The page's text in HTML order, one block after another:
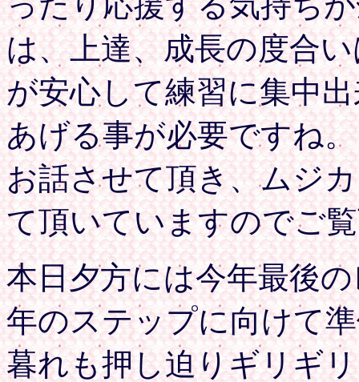
は、上達、成長の度合
が安心して練習に集中
あげる事が必要ですね
お話させて頂き、ムジ
て頂いていますのでご
本日夕方には今年最後
年のステップに向けて
暮れも押し迫りギリギ